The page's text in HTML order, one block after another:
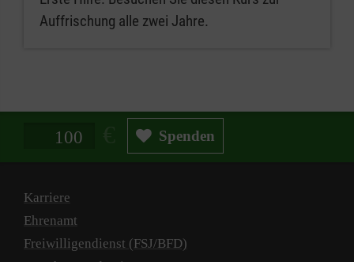
Auffrischung alle zwei Jahre.
Spendenbetrag in Euro Spenden
Karriere
Ehrenamt
Freiwilligendienst (FSJ/BFD)